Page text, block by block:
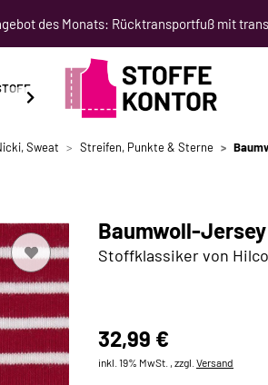
des Monats: Rücktransportfuß mit
SCHNITTMUSTER NÄHKURSE
Sweat Streifen, Punkte & Sterne
Baumwoll-
Stoffklassiker von Hilco
32,99 €
inkl. 19% MwSt. , zzgl. Versand